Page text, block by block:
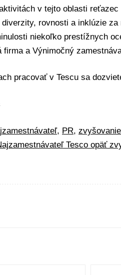
v tejto oblasti
rovnosti a inklúzie za
niekoľko prestížnych
firma a Výnimočný
pracovať v Tescu sa
, PR,
Tesco opäť